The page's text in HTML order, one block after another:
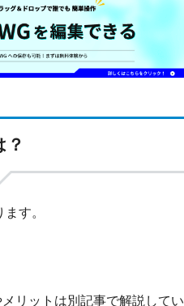
？
す。
リットは別記事で解説してい